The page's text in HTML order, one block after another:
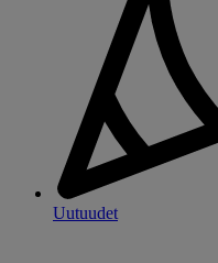
Uutuudet